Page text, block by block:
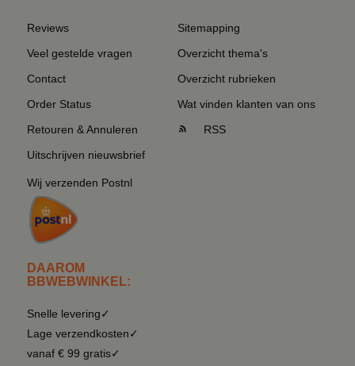
Reviews
Veel gestelde vragen
Contact
Order Status
Retouren & Annuleren
Uitschrijven nieuwsbrief
Wij verzenden Postnl
DAAROM
BBWEBWINKEL:
Snelle levering✓
Lage verzendkosten✓
vanaf € 99 gratis✓
Sitemapping
Overzicht thema's
Overzicht rubrieken
Wat vinden klanten van ons
RSS